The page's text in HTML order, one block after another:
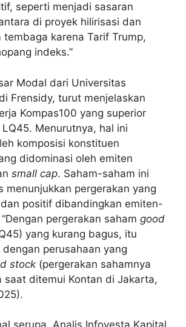
seperti menjadi sasaran
di proyek hilirisasi dan
tembaga karena Tarif Trump,
indeks.”
Modal dari Universitas
Frensidy, turut menjelaskan
Kompas100 yang superior
Menurutnya, hal ini
komposisi konstituen
didominasi oleh emiten
small cap. Saham-saham ini
menunjukkan pergerakan yang
positif dibandingkan emiten-
pergerakan saham good
yang kurang bagus, itu
perusahaan yang
stock (pergerakan sahamnya
saat ditemui Kontan di Jakarta,